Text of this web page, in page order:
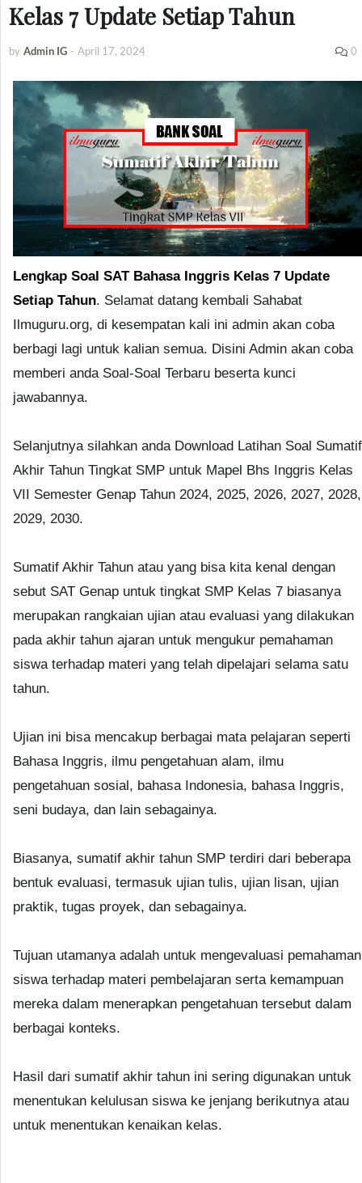
Kelas 7 Update Setiap Tahun
by Admin IG - April 17, 2024 0
Lengkap Soal SAT Bahasa Inggris Kelas 7 Update
Setiap Tahun. Selamat datang kembali Sahabat
Ilmuguru.org, di kesempatan kali ini admin akan coba
berbagi lagi untuk kalian semua. Disini Admin akan coba
memberi anda Soal-Soal Terbaru beserta kunci
jawabannya.
Selanjutnya silahkan anda Download Latihan Soal Sumatif
Akhir Tahun Tingkat SMP untuk Mapel Bhs Inggris Kelas
VII Semester Genap Tahun 2024, 2025, 2026, 2027, 2028,
2029, 2030.
Sumatif Akhir Tahun atau yang bisa kita kenal dengan
sebut SAT Genap untuk tingkat SMP Kelas 7 biasanya
merupakan rangkaian ujian atau evaluasi yang dilakukan
pada akhir tahun ajaran untuk mengukur pemahaman
siswa terhadap materi yang telah dipelajari selama satu
tahun.
Ujian ini bisa mencakup berbagai mata pelajaran seperti
Bahasa Inggris, ilmu pengetahuan alam, ilmu
pengetahuan sosial, bahasa Indonesia, bahasa Inggris,
seni budaya, dan lain sebagainya.
Biasanya, sumatif akhir tahun SMP terdiri dari beberapa
bentuk evaluasi, termasuk ujian tulis, ujian lisan, ujian
praktik, tugas proyek, dan sebagainya.
Tujuan utamanya adalah untuk mengevaluasi pemahaman
siswa terhadap materi pembelajaran serta kemampuan
mereka dalam menerapkan pengetahuan tersebut dalam
berbagai konteks.
Hasil dari sumatif akhir tahun ini sering digunakan untuk
menentukan kelulusan siswa ke jenjang berikutnya atau
untuk menentukan kenaikan kelas.